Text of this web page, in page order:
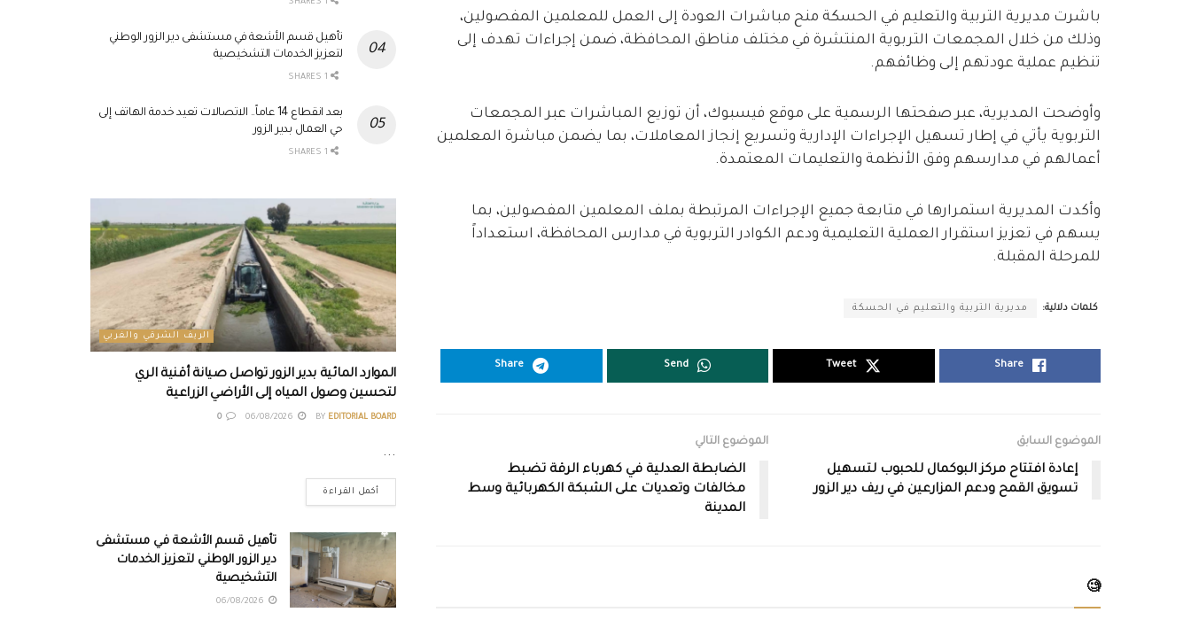
باشرت مديرية التربية والتعليم في الحسكة منح مباشرات العودة إلى العمل للمعلمين المفصولين،
وذلك من خلال المجمعات التربوية المنتشرة في مختلف مناطق المحافظة، ضمن إجراءات تهدف إلى
تنظيم عملية عودتهم إلى وظائفهم.
وأوضحت المديرية، عبر صفحتها الرسمية على موقع فيسبوك، أن توزيع المباشرات عبر المجمعات
التربوية يأتي في إطار تسهيل الإجراءات الإدارية وتسريع إنجاز المعاملات، بما يضمن مباشرة المعلمين
أعمالهم في مدارسهم وفق الأنظمة والتعليمات المعتمدة.
وأكدت المديرية استمرارها في متابعة جميع الإجراءات المرتبطة بملف المعلمين المفصولين، بما
يسهم في تعزيز استقرار العملية التعليمية ودعم الكوادر التربوية في مدارس المحافظة، استعداداً
للمرحلة المقبلة.
كلمات دلالية: مديرية التربية والتعليم في الحسكة
Share
Tweet
Send
Share
الموضوع السابق
إعادة افتتاح مركز البوكمال للحبوب لتسهيل
تسويق القمح ودعم المزارعين في ريف دير الزور
الموضوع التالي
الضابطة العدلية في كهرباء الرقة تضبط
مخالفات وتعديات على الشبكة الكهربائية وسط
المدينة
🧐
تأهيل قسم الأشعة في مستشفى دير الزور الوطني
لتعزيز الخدمات التشخيصية
بعد انقطاع 14 عاماً.. الاتصالات تعيد خدمة الهاتف إلى
حي العمال بدير الزور
الريف الشرقي والغربي
الموارد المائية بدير الزور تواصل صيانة أقنية الري
لتحسين وصول المياه إلى الأراضي الزراعية
BY EDITORIAL BOARD
0
...
أكمل القراءة
تأهيل قسم الأشعة في مستشفى
دير الزور الوطني لتعزيز الخدمات
التشخيصية